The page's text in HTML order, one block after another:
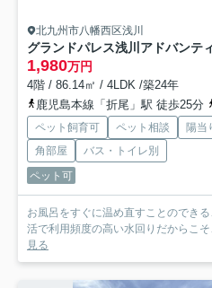
北九州市八幡西区浅川
グランドパレス浅川アドバンテ
1,980万円
4階 / 86.14㎡ / 4LDK /築24年
鹿児島本線「折尾」駅 徒歩25分
ペット飼育可 ペット相談 陽当
角部屋
バス・トイレ別
ペット可
お風呂をすぐに温め直すことのでき
活で利用頻度の高い水回りだからこ
見る